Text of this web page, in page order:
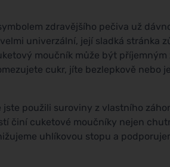
zdravějšího pečiva už
univerzální, její sladká stránka
moučník může být
cukr, jíte bezlepkově nebo
použili suroviny z vlastního
činí cuketové moučníky nejen
uhlíkovou stopu a